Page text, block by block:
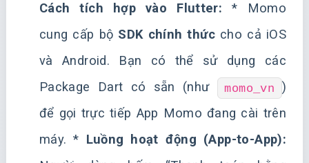
Cách tích hợp vào Flutter: * Momo
cung cấp bộ SDK chính thức cho cả iOS
và Android. Bạn có thể sử dụng các
Package Dart có sẵn (như
momo_vn )
để gọi trực tiếp App Momo đang cài trên
máy. * Luồng hoạt động (App-to-App):